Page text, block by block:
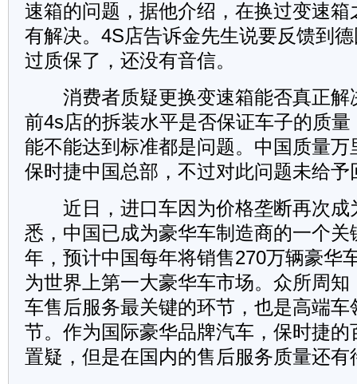
速箱的问题，据他介绍，在换过变速
有解决。4S店告诉金先生说要反馈到
过质保了，还没有音信。
消费者质疑更换变速箱能否真正解
前4s店的拆装水平是否保证车子的质
能不能达到标准都是问题。中国质量
保时捷中国总部，不过对此问题未给予
近日，进口车因为价格垄断再次成
悉，中国已成为豪华车制造商的一个关
年，预计中国每年将销售270万辆豪华
为世界上第一大豪华车市场。众所周
车售后服务最关键的环节，也是高端
节。作为国际豪华品牌汽车，保时捷
置疑，但是在国内的售后服务质量还有